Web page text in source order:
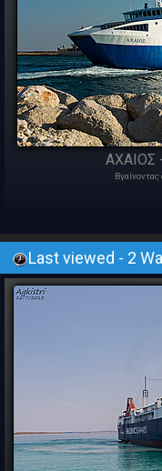
ΑΧΑΙΟΣ
Βγαίνοντας
Last viewed - 2